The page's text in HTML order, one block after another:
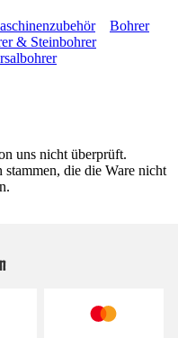
Bohrer
& Steinbohrer
uns nicht überprüft.
die die Ware nicht